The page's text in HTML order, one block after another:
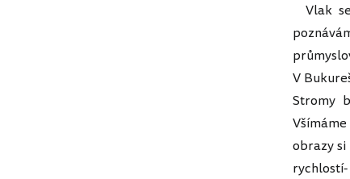
Vlak
V
Stromy
obrazy